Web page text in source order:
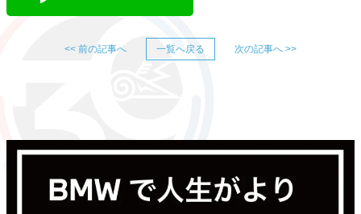
<< 前の記事へ 一覧へ戻る 次の記事へ >>